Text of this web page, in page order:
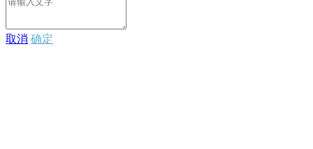
取消 确定